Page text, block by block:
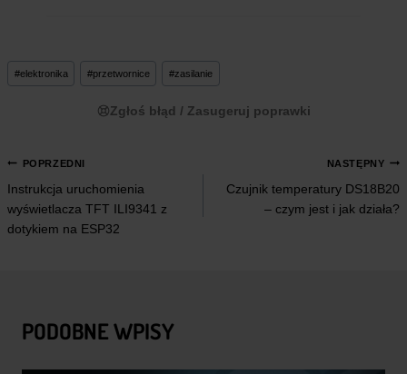
Tagi
wpisu:
#elektronika #przetwornice #zasilanie
Zgłoś błąd / Zasugeruj poprawki
NAWIGACJA
WPISU
POPRZEDNI
Instrukcja uruchomienia
wyświetlacza TFT ILI9341 z
dotykiem na ESP32
NASTĘPNY
Czujnik temperatury DS18B20
– czym jest i jak działa?
PODOBNE WPISY